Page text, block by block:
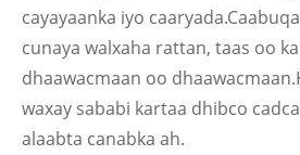
cayayaanka iyo
cunaya walxaha rattan, taas oo
dhaawacmaan oo
waxay sababi kartaa dhibco
alaabta canabka ah.